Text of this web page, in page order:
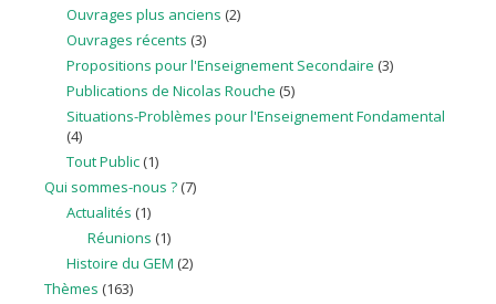
Ouvrages plus anciens (2)
Ouvrages récents (3)
Propositions pour l'Enseignement Secondaire (3)
Publications de Nicolas Rouche (5)
Situations-Problèmes pour l'Enseignement Fondamental
(4)
Tout Public(1)
Qui sommes-nous ? (7)
Actualités (1)
Réunions (1)
Histoire du GEM (2)
Thèmes (163)